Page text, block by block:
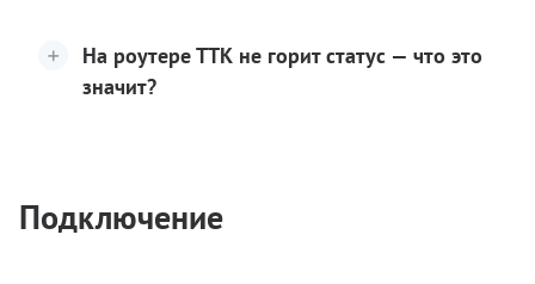
На роутере ТТК не горит статус — что это
значит?
Подключение